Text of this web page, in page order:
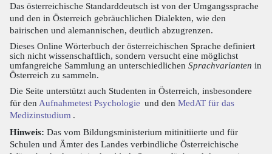
Das österreichische Standarddeutsch ist von der Umgangssprache
und den in Österreich gebräuchlichen Dialekten, wie den
bairischen und alemannischen, deutlich abzugrenzen.
Dieses Online Wörterbuch der österreichischen Sprache definiert
sich nicht wissenschaftlich, sondern versucht eine möglichst
umfangreiche Sammlung an unterschiedlichen Sprachvarianten in
Österreich zu sammeln.
Die Seite unterstützt auch Studenten in Österreich, insbesondere
für den Aufnahmetest Psychologie und den MedAT für das
Medizinstudium .
Hinweis: Das vom Bildungsministerium mitinitiierte und für
Schulen und Ämter des Landes verbindliche Österreichische